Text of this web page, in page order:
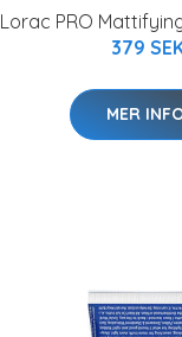
Lorac PRO
379
MER